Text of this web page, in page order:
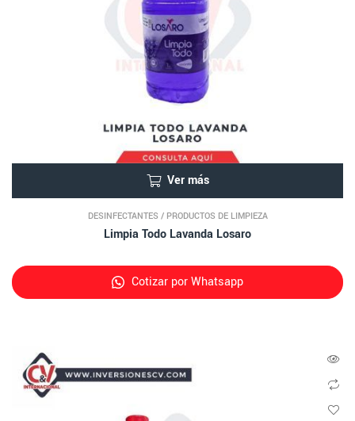
Ver más
DESINFECTANTES / PRODUCTOS DE LIMPIEZA
Limpia Todo Lavanda Losaro
Cotizar por Whatsapp